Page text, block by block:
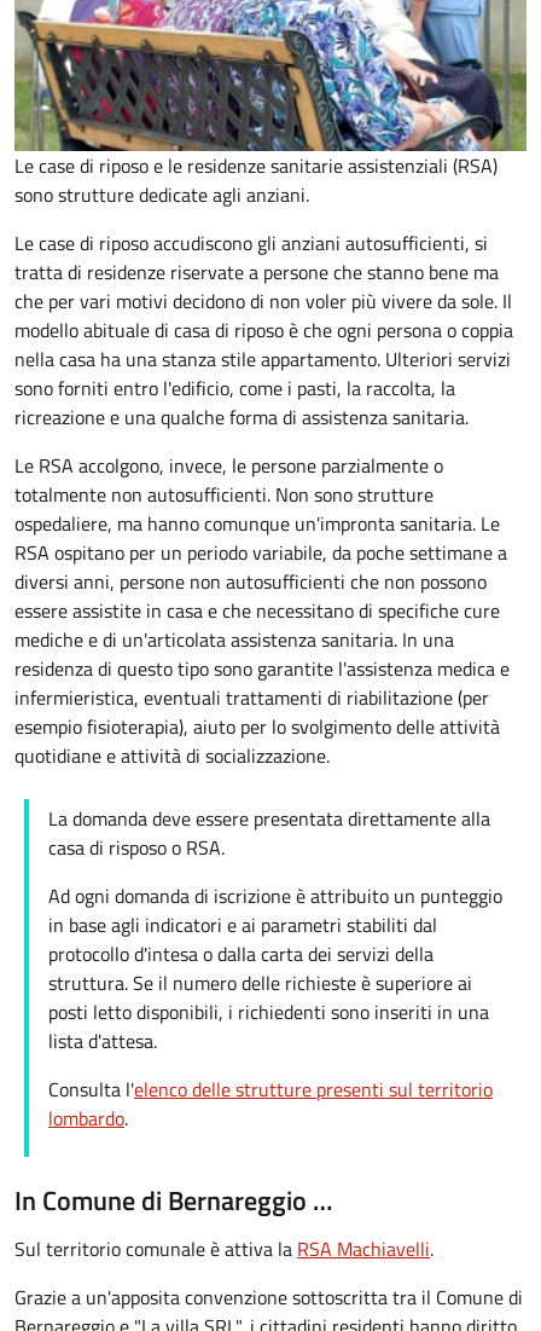
Le case di riposo e le residenze sanitarie assistenziali (RSA)
sono strutture dedicate agli anziani.
Le case di riposo accudiscono gli anziani autosufficienti, si
tratta di residenze riservate a persone che stanno bene ma
che per vari motivi decidono di non voler più vivere da sole. Il
modello abituale di casa di riposo è che ogni persona o coppia
nella casa ha una stanza stileappartamento. Ulteriori servizi
sono forniti entro l'edificio, come i pasti, la raccolta, la
ricreazione e una qualche forma di assistenza sanitaria.
Le RSA accolgono, invece, le persone parzialmente o
totalmente non autosufficienti. Non sono strutture
ospedaliere, ma hanno comunque un'impronta sanitaria. Le
RSA ospitano per un periodo variabile, da poche settimane a
diversi anni, persone non autosufficienti che non possono
essere assistite in casa e che necessitano di specifiche cure
mediche e di un'articolata assistenza sanitaria. In una
residenza di questo tipo sono garantite l'assistenza medica e
infermieristica, eventuali trattamenti di riabilitazione (per
esempio fisioterapia), aiuto per lo svolgimento delle attività
quotidiane e attività di socializzazione.
La domanda deve essere presentata direttamente alla
casa di risposo o RSA.
Ad ogni domanda di iscrizione è attribuito un punteggio
in base agli indicatori e ai parametri stabiliti dal
protocollo d'intesa o dalla carta dei servizi della
struttura. Se il numero delle richieste è superiore ai
posti letto disponibili, i richiedenti sono inseriti in una
lista d'attesa.
Consulta l'elenco delle strutture presenti sul territorio
lombardo.
In Comune di Bernareggio …
Sul territorio comunale è attiva la RSA Machiavelli.
Grazie a un'apposita convenzione sottoscritta tra il Comune di